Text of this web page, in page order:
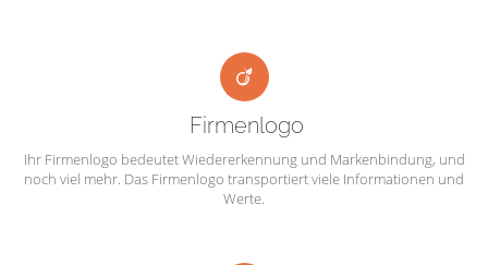
Firmenlogo
Ihr Firmenlogo bedeutet Wiedererkennung und Markenbindung, und
noch viel mehr. Das Firmenlogo transportiert viele Informationen und
Werte.